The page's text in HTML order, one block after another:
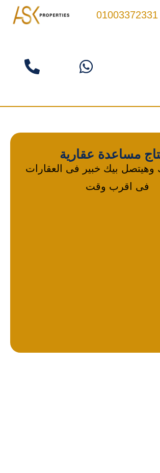
01003372331
مساعدة عقارية
وهيتصل بيك خبير فى العقارات
فى اقرب وقت